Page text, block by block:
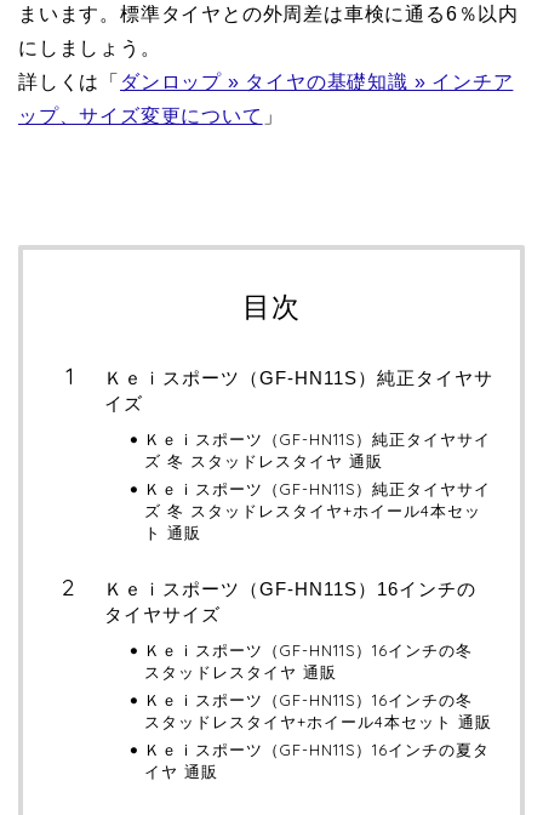
まいます。標準タイヤとの外周差は車検に通る6％以内
にしましょう。
詳しくは「 ダンロップ » タイヤの基礎知識 » インチア
ップ、サイズ変更について 」
目次
Ｋｅｉスポーツ（GF-HN11S）純正タイヤサ
イズ
Ｋｅｉスポーツ（GF-HN11S）純正タイヤサイ
ズ 冬 スタッドレスタイヤ 通販
Ｋｅｉスポーツ（GF-HN11S）純正タイヤサイ
ズ 冬 スタッドレスタイヤ+ホイール4本セッ
ト 通販
Ｋｅｉスポーツ（GF-HN11S）16インチの
タイヤサイズ
Ｋｅｉスポーツ（GF-HN11S）16インチの冬
スタッドレスタイヤ 通販
Ｋｅｉスポーツ（GF-HN11S）16インチの冬
スタッドレスタイヤ+ホイール4本セット 通販
Ｋｅｉスポーツ（GF-HN11S）16インチの夏タ
イヤ 通販